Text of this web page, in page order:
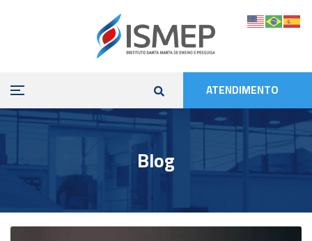
ATENDIMENTO
Blog